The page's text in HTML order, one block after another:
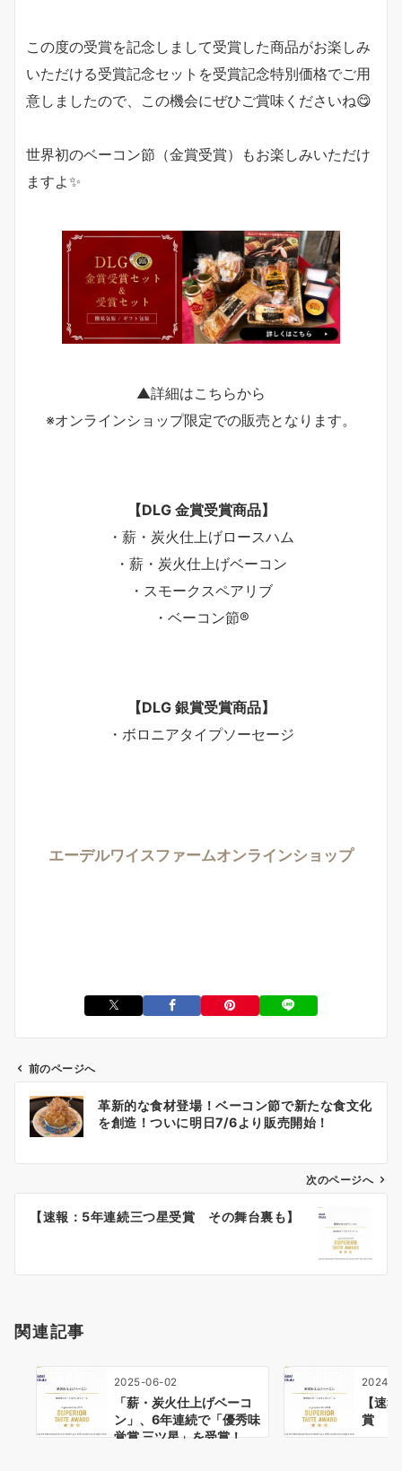
この度の受賞を記念しまして受賞した商品がお楽しみ
いただける受賞記念セットを受賞記念特別価格でご用
意しましたので、この機会にぜひご賞味くださいね😋
世界初のベーコン節（金賞受賞）もお楽しみいただけ
ますよ✨
▲詳細はこちらから
※オンラインショップ限定での販売となります。
【DLG 金賞受賞商品】
・薪・炭火仕上げロースハム
・薪・炭火仕上げベーコン
・スモークスペアリブ
・ベーコン節®︎
【DLG 銀賞受賞商品】
・ボロニアタイプソーセージ
エーデルワイスファームオンラインショップ
ビ
ン
前のページへ
革新的な食材登場！ベーコン節で新たな食文化
を創造！ついに明日7/6より販売開始！
次のページへ
【速報：5年連続三つ星受賞 その舞台裏も】
関連記事
2025-06-02
「薪・炭火仕上げベーコ
ン」、6年連続で「優秀味
覚賞 三ツ星」を受賞！
2024-
【速
賞 そ